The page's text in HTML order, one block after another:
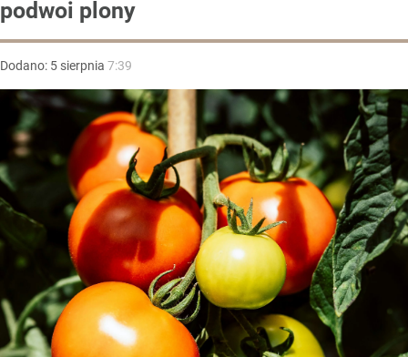
podwoi plony
Dodano: 5 sierpnia 7:39